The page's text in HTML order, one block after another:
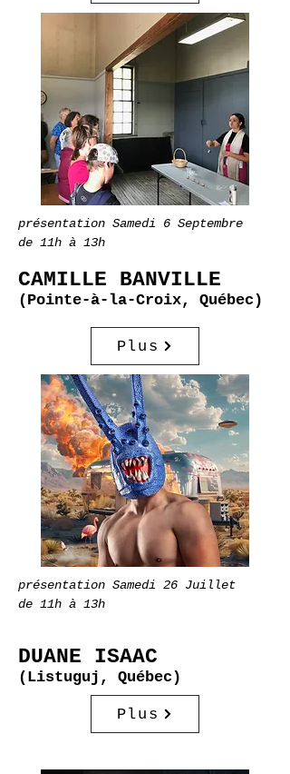
présentation Samedi 6 Septembre
de 11h à 13h
CAMILLE BANVILLE
(Pointe-à-la-Croix, Québec)
Plus
présentation Samedi 26 Juillet
de 11h à 13h
DUANE ISAAC
(Listuguj, Québec)
Plus